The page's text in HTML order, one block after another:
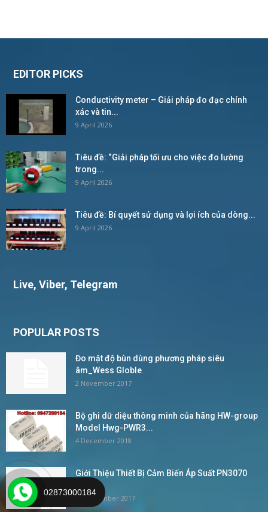
EDITOR PICKS
Conductivity meter – Giải pháp đo đạc chính
xác và tin...
9 April 2026
Tiêu đề: “Giải pháp tối ưu cho việc đo lường
trong...
9 April 2026
Tiêu đề: Bí quyết sử dụng và lợi ích của dòng...
9 April 2026
Live, Viber, Telegram
POPULAR POSTS
Đo mật độ bùn dùng phương pháp siêu
âm_Wess Globle
2 November 2017
Bộ ghi dữ diệu thông minh của hãng HW-group
Model Hwg-PWR3...
4 December 2018
Giới Thiệu Thiết Bị Cảm Biến Áp Suất PN3070
IFM –...
24 November 2017
02873000184